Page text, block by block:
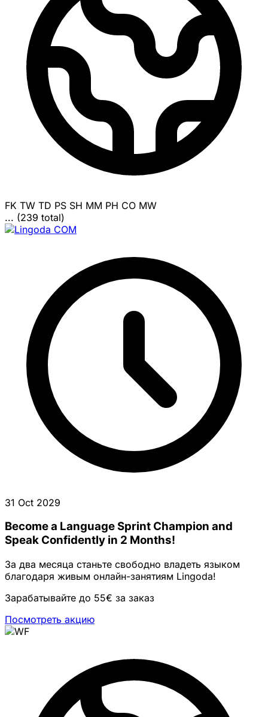
FK TW TD PS SH MM PH CO MW
... (239 total)
31 Oct 2029
Become a Language Sprint Champion and
Speak Confidently in 2 Months!
За два месяца станьте свободно владеть языком
благодаря живым онлайн-занятиям Lingoda!
Зарабатывайте до 55€ за заказ
Посмотреть акцию